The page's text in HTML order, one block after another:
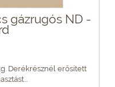
gázrugós ND -
Derékrésznél erősített